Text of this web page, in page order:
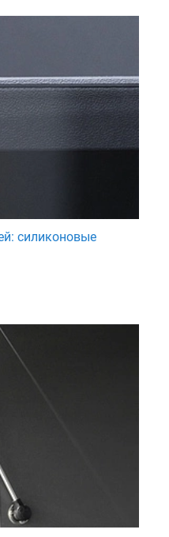
силиконовые